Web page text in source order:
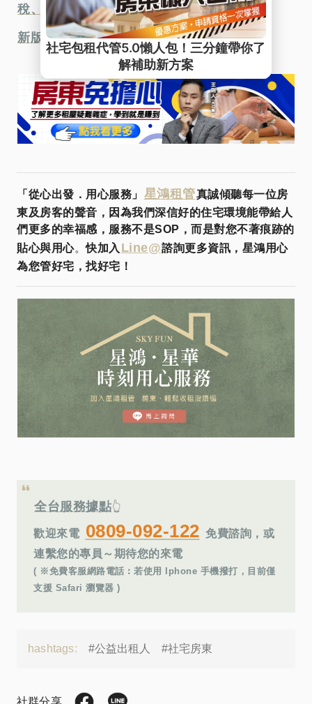
稅、房屋稅》懶人包
新版住宅租賃契約懶人包
「從心出發．用心服務」 星鴻租管真誠傾聽每一位房
東及房客的聲音，因為我們深信好的住宅環境能帶給人
們更多的幸福感，服務不是SOP，而是對您不著痕跡的
貼心與用心。快加入 Line@諮詢更多資訊，星鴻用心
為您管好宅，找好宅！
全台服務據點👆
歡迎來電 0809-092-122 免費諮詢，或
連繫您的專員～期待您的來電
( ※免費客服網路電話︰若使用 Iphone 手機撥打，目前僅
支援 Safari 瀏覽器 )
hashtags: #公益出租人 #社宅房東
社群分享